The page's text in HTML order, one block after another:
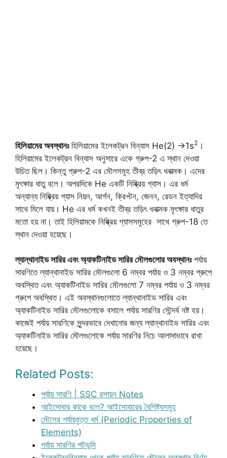
হিলিয়ামের অবস্থানঃহিলিয়ামের ইলেকট্রন বিন্যাস He(2) →1s2 ।
হিলিয়ামের ইলেকট্রন বিন্যাস অনুসারে একে গ্রুপ-2 এ স্থান দেওয়া
উচিত ছিল। কিন্তু গ্রুপ-2 এর মৌলসমূহ তীব্র তড়িৎ ধনাত্মক। এদের
মৃৎক্ষার ধাতু বলে। অপরদিকে He একটি নিষ্ক্রিয় গ্যাস। এর ধর্ম
অন্যান্য নিষ্ক্রিয় গ্যাস নিয়ন, আর্গন, ক্রিপ্টন, জেনন, রেডন ইত্যাদির
সাথে মিলে যায়। He এর ধর্ম কখনই তীব্র তড়িৎ ধনাত্মক মৃৎক্ষার ধাতুর
মতো হয় না। তাই হিলিয়ামকে নিষ্ক্রিয় গ্যাসসমূহের সাথে গ্রুপ-18 তে
স্থান দেওয়া হয়েছে।
ল্যান্থানাইড সারির এবং অ্যাকটিনাইড সারির মৌলগুলোর অবস্থানঃপর্যায়
সারণিতে ল্যান্থানাইড সারির মৌলগুলো 6 নম্বর পর্যায় ও 3 নম্বর গ্রুপে
অবস্থিত এবং অ্যাকটিনাইড সারির মৌলগুলো 7 নম্বর পর্যায় ও 3 নম্বর
গ্রুপে অবস্থিত। এই অবস্থানগুলোতে ল্যান্থানাইড সারির এবং
অ্যাকটিনাইড সারির মৌলগুলোকে বসালে পর্যায় সারণির সৌন্দর্য নষ্ট হয়।
কাজেই পর্যায় সারণিকে সুন্দরভাবে দেখানোর জন্য ল্যান্থানাইড সারির এবং
অ্যাকটিনাইড সারির মৌলগুলোকে পর্যায় সারণির নিচে আলাদাভাবে রাখা
হয়েছে।
Related Posts:
পর্যায় সারণি | SSC রসায়ন Notes
আইসোবার কাকে বলে? আইসোবারের বৈশিষ্ট্যসমূহ
মৌলের পর্যায়বৃত্ত ধর্ম (Periodic Properties of
Elements)
পর্যায় সারণির পটভূমি